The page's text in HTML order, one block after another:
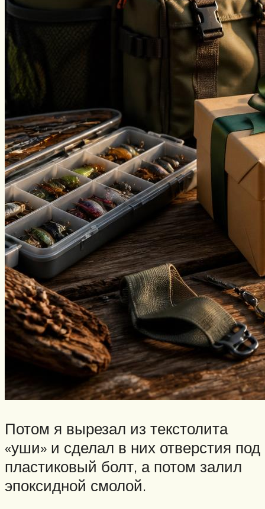
Потом я вырезал из текстолита
«уши» и сделал в них отверстия под
пластиковый болт, а потом залил
эпоксидной смолой.